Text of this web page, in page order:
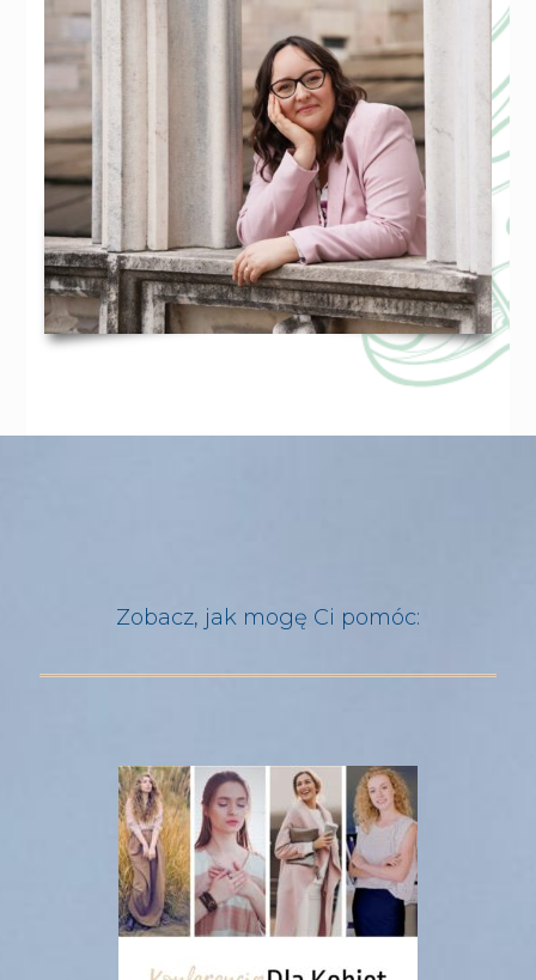
Zobacz, jak mogę Ci pomóc: